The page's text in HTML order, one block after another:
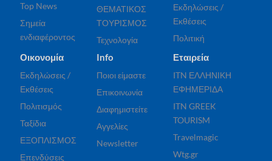
Top News
Σημεία
ενδιαφέροντος
ΘΕΜΑΤΙΚΟΣ
ΤΟΥΡΙΣΜΟΣ
Τεχνολογία
Εκδηλώσεις /
Εκθέσεις
Πολιτική
Οικονομία
Εκδηλώσεις /
Εκθέσεις
Πολιτισμός
Ταξίδια
ΕΞΟΠΛΙΣΜΟΣ
Επενδύσεις
Info
Ποιοι είμαστε
Επικοινωνία
Διαφημιστείτε
Αγγελίες
Newsletter
Εταιρεία
ITN ΕΛΛΗΝΙΚΗ
ΕΦΗΜΕΡΙΔΑ
ITN GREEK
TOURISM
Travelmagic
Wtg.gr